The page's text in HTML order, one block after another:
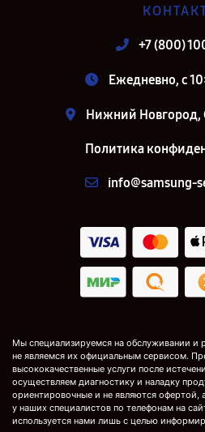
+7 (800)
Ежедневно, с
Нижний Новгород,
Политика
info@samsung-
Мы специализируемся на обслуживании и
не являемся их официальным сервисом.
высококачественные услуги после
осуществляем диагностику и наладку
ориентировочные и не являются офертой,
у наших специалистов по телефонам на
используется нами лишь с целью